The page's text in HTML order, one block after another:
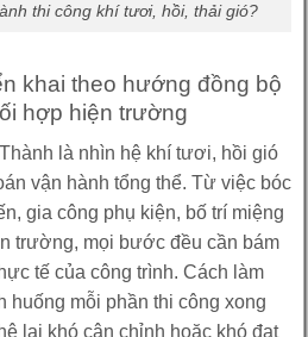
thi công khí tươi, hồi, thải gió?
khai theo hướng đồng bộ
hợp hiện trường
là nhìn hệ khí tươi, hồi gió
vận hành tổng thể. Từ việc bóc
gia công phụ kiện, bố trí miệng
trường, mọi bước đều cần bám
tế của công trình. Cách làm
huống mỗi phần thi công xong
lại khó cân chỉnh hoặc khó đạt